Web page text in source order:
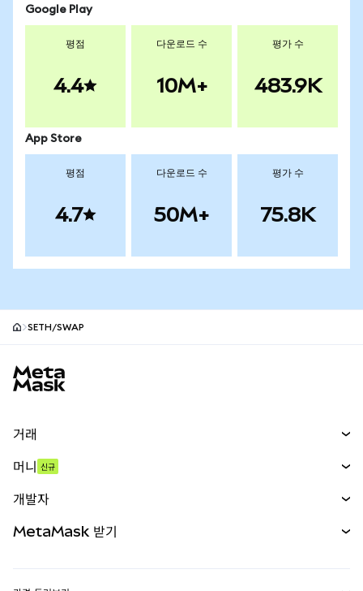
Google Play
평점
4.4
다운로드 수
10M+
평가 수
483.9K
App Store
평점
4.7
다운로드 수
50M+
평가 수
75.8K
SETH/SWAP
거래
무기한 선물
실물자산
머니 신규
개발자
MetaMask 받기